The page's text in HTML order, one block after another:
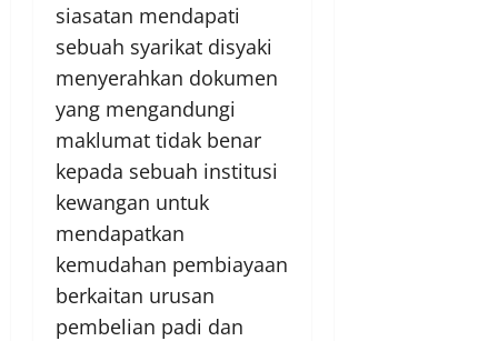
siasatan mendapati
sebuah syarikat disyaki
menyerahkan dokumen
yang mengandungi
maklumat tidak benar
kepada sebuah institusi
kewangan untuk
mendapatkan
kemudahan pembiayaan
berkaitan urusan
pembelian padi dan